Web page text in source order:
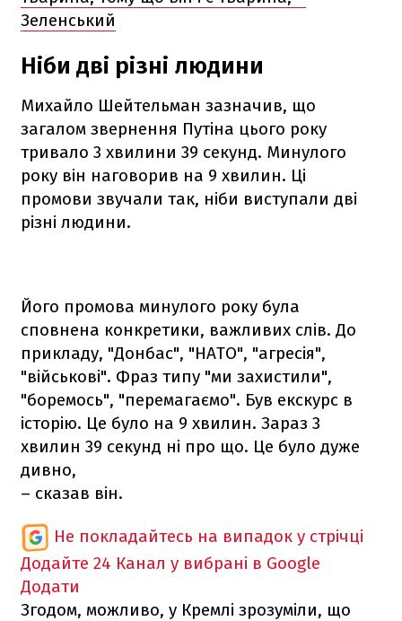
Зеленський
Ніби дві різні людини
Михайло Шейтельман зазначив, що
загалом звернення Путіна цього року
тривало 3 хвилини 39 секунд. Минулого
року він наговорив на 9 хвилин. Ці
промови звучали так, ніби виступали дві
різні людини.
Його промова минулого року була
сповнена конкретики, важливих слів. До
прикладу, "Донбас", "НАТО", "агресія",
"військові". Фраз типу "ми захистили",
"боремось", "перемагаємо". Був екскурс в
історію. Це було на 9 хвилин. Зараз 3
хвилин 39 секунд ні про що. Це було дуже
дивно,
– сказав він.
Не покладайтесь на випадок у стрічці
Додайте 24 Канал у вибрані в Google
Додати
Згодом, можливо, у Кремлі зрозуміли, що